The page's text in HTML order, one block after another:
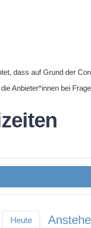
dass auf Grund der
Anbieter*innen bei
Heute